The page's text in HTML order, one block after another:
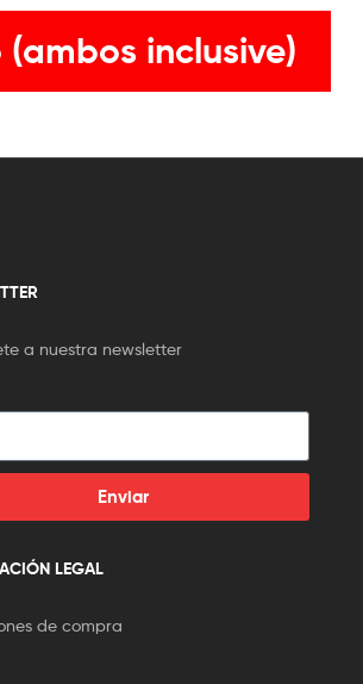
inclusive)
a nuestra newsletter
Enviar
LEGAL
de compra